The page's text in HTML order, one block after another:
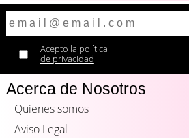
Acepto la política
de privacidad
Acerca de Nosotros
Quienes somos
Aviso Legal